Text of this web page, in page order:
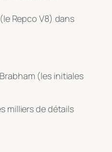
Repco V8) dans
(les initiales
milliers de détails